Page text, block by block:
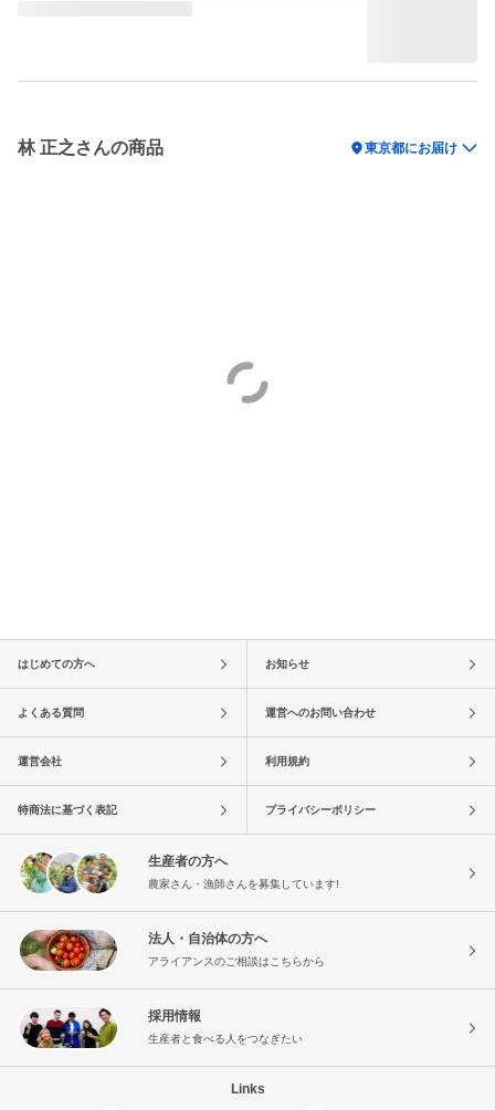
林 正之さんの商品 location_on東京都にお届け
はじめての方へ お知らせ
よくある質問 運営へのお問い合わせ
運営会社 利用規約
特商法に基づく表記 プライバシーポリシー
生産者の方へ
農家さん・漁師さんを募集しています!
法人・自治体の方へ
アライアンスのご相談はこちらから
採用情報
生産者と食べる人をつなぎたい
Links